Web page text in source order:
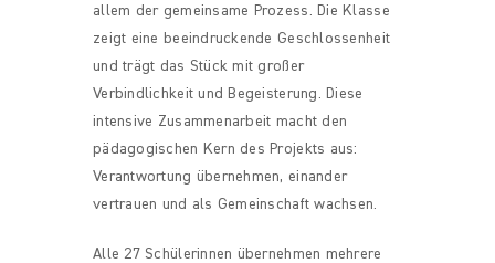
allem der gemeinsame Prozess. Die Klasse
zeigt eine beeindruckende Geschlossenheit
und trägt das Stück mit großer
Verbindlichkeit und Begeisterung. Diese
intensive Zusammenarbeit macht den
pädagogischen Kern des Projekts aus:
Verantwortung übernehmen, einander
vertrauen und als Gemeinschaft wachsen.
Alle 27 Schülerinnen übernehmen mehrere